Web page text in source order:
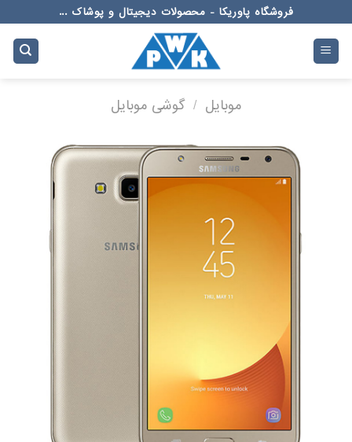
to
content
فروشگاه پاوریکا - محصولات دیجیتال و پوشاک ...
موبایل / گوشی موبایل